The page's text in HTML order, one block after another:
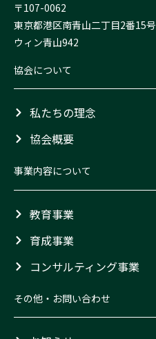
〒107-0062
東京都港区南青山二丁目2番15号
ウィン青山942
協会について
私たちの理念
協会概要
事業内容について
教育事業
育成事業
コンサルティング事業
その他・お問い合わせ